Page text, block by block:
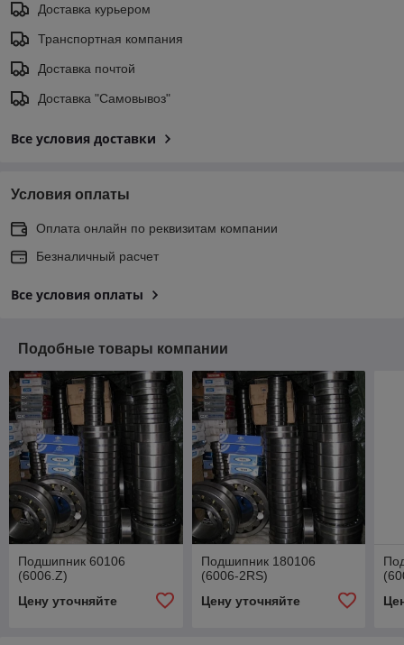
Доставка курьером
Транспортная компания
Доставка почтой
Доставка "Самовывоз"
Все условия доставки
Условия оплаты
Оплата онлайн по реквизитам компании
Безналичный расчет
Все условия оплаты
Подобные товары компании
Подшипник 60106
(6006.Z)
Цену уточняйте
Подшипник 180106
(6006-2RS)
Цену уточняйте